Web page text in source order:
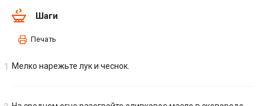
Шаги
Печать
Мелко нарежьте лук и чеснок.